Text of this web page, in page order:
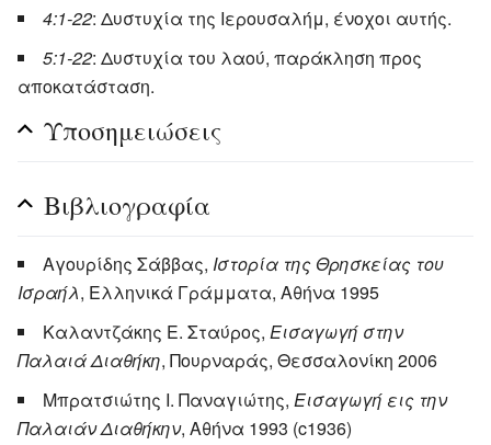
4:1-22: Δυστυχία της Ιερουσαλήμ, ένοχοι αυτής.
5:1-22: Δυστυχία του λαού, παράκληση προς
αποκατάσταση.
Υποσημειώσεις
Βιβλιογραφία
Αγουρίδης Σάββας, Ιστορία της Θρησκείας του
Ισραήλ, Ελληνικά Γράμματα, Αθήνα 1995
Καλαντζάκης Ε. Σταύρος, Εισαγωγή στην
Παλαιά Διαθήκη, Πουρναράς, Θεσσαλονίκη 2006
Μπρατσιώτης Ι. Παναγιώτης, Εισαγωγή εις την
Παλαιάν Διαθήκην, Αθήνα 1993 (c1936)